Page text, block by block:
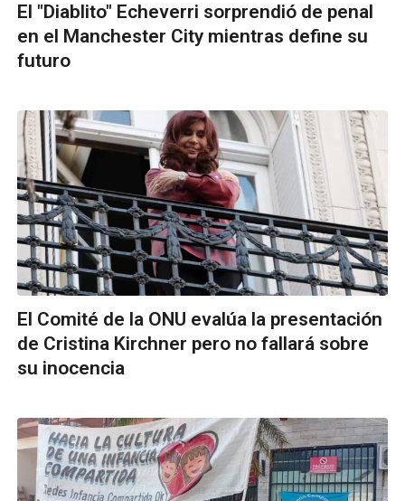
El "Diablito" Echeverri sorprendió de penal
en el Manchester City mientras define su
futuro
El Comité de la ONU evalúa la presentación
de Cristina Kirchner pero no fallará sobre
su inocencia